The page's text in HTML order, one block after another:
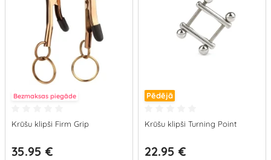
Bezmaksas piegāde
Krūšu klipši Firm Grip
35.95 €
Pēdējā
Krūšu klipši Turning Point
22.95 €